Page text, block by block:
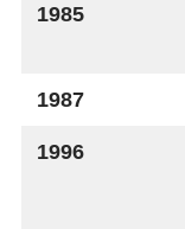
1985
1987
1996